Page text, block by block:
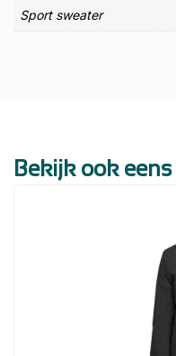
Sport sweater
Bekijk ook eens